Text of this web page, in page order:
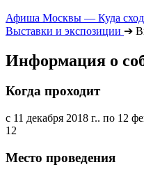
Афиша Москвы — Куда
Выставки и экспозиции ➔
Информация о
Когда проходит
с 11 декабря 2018 г.. по 12
12
Место проведения